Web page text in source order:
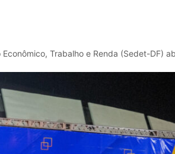
Trabalho e Renda (Sedet-DF)